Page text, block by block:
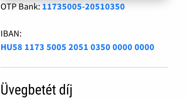
OTP Bank: 11735005-20510350
IBAN:
HU58 1173 5005 2051 0350 0000 0000
Üvegbetét díj